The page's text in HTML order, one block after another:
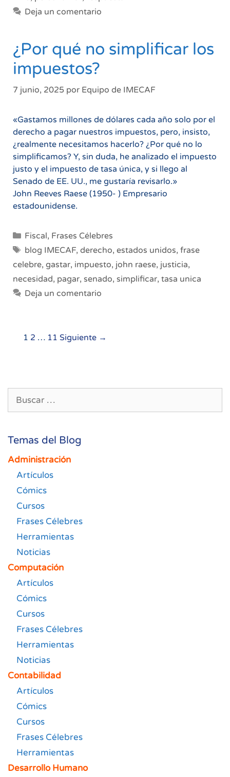
Deja un comentario
¿Por qué no simplificar los
impuestos?
7 junio, 2025 por Equipo de IMECAF
«Gastamos millones de dólares cada año solo por el
derecho a pagar nuestros impuestos, pero, insisto,
¿realmente necesitamos hacerlo? ¿Por qué no lo
simplificamos? Y, sin duda, he analizado el impuesto
justo y el impuesto de tasa única, y si llego al
Senado de EE. UU., me gustaría revisarlo.»
John Reeves Raese (1950- ) Empresario
estadounidense.
Categorías
Fiscal, Frases Célebres
Etiquetas
blog IMECAF, derecho, estados unidos, frase
celebre, gastar, impuesto, john raese, justicia,
necesidad, pagar, senado, simplificar, tasa unica
Deja un comentario
Navegación
1 2 … 11 Siguiente →
Temas del Blog
Administración
Artículos
Cómics
Cursos
Frases Célebres
Herramientas
Noticias
Computación
Artículos
Cómics
Cursos
Frases Célebres
Herramientas
Noticias
Contabilidad
Artículos
Cómics
Cursos
Frases Célebres
Herramientas
Desarrollo Humano